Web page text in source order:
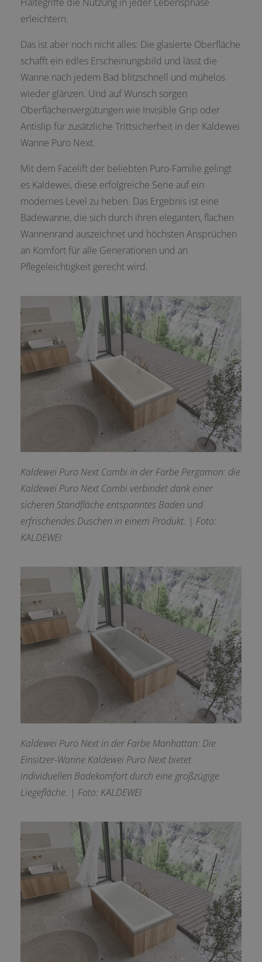
erleichtern.
Das ist aber noch nicht alles: Die glasierte Oberfläche
schafft ein edles Erscheinungsbild und lässt die
Wanne nach jedem Bad blitzschnell und mühelos
wieder glänzen. Und auf Wunsch sorgen
Oberflächenvergütungen wie Invisible Grip oder
Antislip für zusätzliche Trittsicherheit in der Kaldewei
Wanne Puro Next.
Mit dem Facelift der beliebten Puro-Familie gelingt
es Kaldewei, diese erfolgreiche Serie auf ein
modernes Level zu heben. Das Ergebnis ist eine
Badewanne, die sich durch ihren eleganten, flachen
Wannenrand auszeichnet und höchsten Ansprüchen
an Komfort für alle Generationen und an
Pflegeleichtigkeit gerecht wird.
Kaldewei Puro Next Combi in der Farbe Pergamon: die
Kaldewei Puro Next Combi verbindet dank einer
sicheren Standfläche entspanntes Baden und
erfrischendes Duschen in einem Produkt. | Foto:
KALDEWEI
Kaldewei Puro Next in der Farbe Manhattan: Die
Einsitzer-Wanne Kaldewei Puro Next bietet
individuellen Badekomfort durch eine großzügige
Liegefläche. | Foto: KALDEWEI